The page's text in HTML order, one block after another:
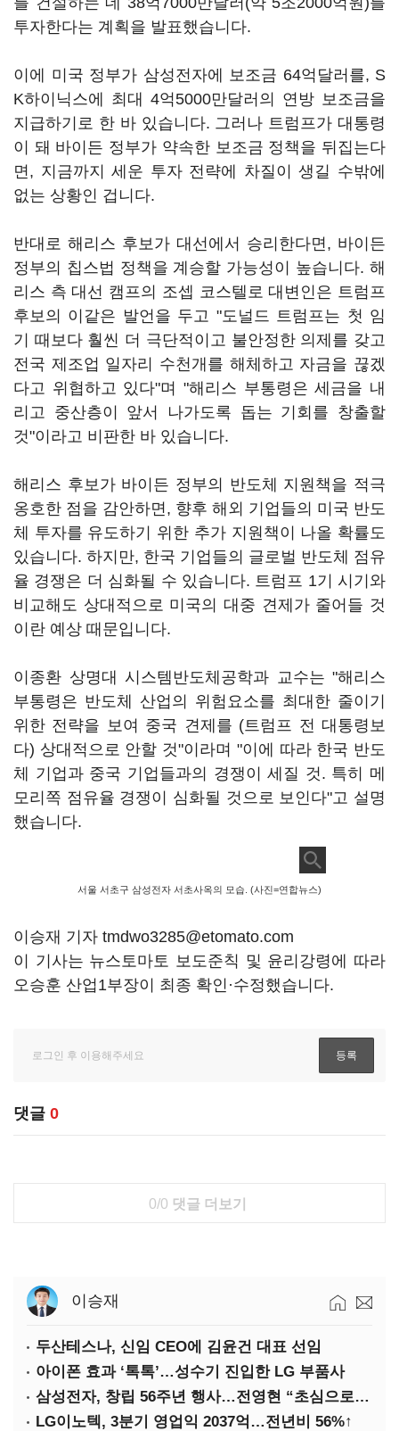
투자한다는 계획을 발표했습니다.
이에 미국 정부가 삼성전자에 보조금 64억달러를, S
K하이닉스에 최대 4억5000만달러의 연방 보조금을
지급하기로 한 바 있습니다. 그러나 트럼프가 대통령
이 돼 바이든 정부가 약속한 보조금 정책을 뒤집는다
면, 지금까지 세운 투자 전략에 차질이 생길 수밖에
없는 상황인 겁니다.
반대로 해리스 후보가 대선에서 승리한다면, 바이든
정부의 칩스법 정책을 계승할 가능성이 높습니다. 해
리스 측 대선 캠프의 조셉 코스텔로 대변인은 트럼프
후보의 이같은 발언을 두고 "도널드 트럼프는 첫 임
기 때보다 훨씬 더 극단적이고 불안정한 의제를 갖고
전국 제조업 일자리 수천개를 해체하고 자금을 끊겠
다고 위협하고 있다"며 "해리스 부통령은 세금을 내
리고 중산층이 앞서 나가도록 돕는 기회를 창출할
것"이라고 비판한 바 있습니다.
해리스 후보가 바이든 정부의 반도체 지원책을 적극
옹호한 점을 감안하면, 향후 해외 기업들의 미국 반도
체 투자를 유도하기 위한 추가 지원책이 나올 확률도
있습니다. 하지만, 한국 기업들의 글로벌 반도체 점유
율 경쟁은 더 심화될 수 있습니다. 트럼프 1기 시기와
비교해도 상대적으로 미국의 대중 견제가 줄어들 것
이란 예상 때문입니다.
이종환 상명대 시스템반도체공학과 교수는 "해리스
부통령은 반도체 산업의 위험요소를 최대한 줄이기
위한 전략을 보여 중국 견제를 (트럼프 전 대통령보
다) 상대적으로 안할 것"이라며 "이에 따라 한국 반도
체 기업과 중국 기업들과의 경쟁이 세질 것. 특히 메
모리쪽 점유율 경쟁이 심화될 것으로 보인다"고 설명
했습니다.
서울 서초구 삼성전자 서초사옥의 모습. (사진=연합뉴스)
이승재 기자 tmdwo3285@etomato.com
이 기사는 뉴스토마토 보도준칙 및 윤리강령에 따라
오승훈 산업1부장이 최종 확인·수정했습니다.
댓글 0
0/0 댓글 더보기
이승재
두산테스나, 신임 CEO에 김윤건 대표 선임
아이폰 효과 ‘톡톡’…성수기 진입한 LG 부품사
삼성전자, 창립 56주년 행사…전영현 “초심으로 경쟁력 회복해야”
LG이노텍, 3분기 영업익 2037억…전년비 56%↑